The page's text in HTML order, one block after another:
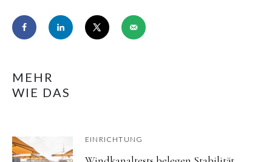
MEHR
WIE DAS
EINRICHTUNG